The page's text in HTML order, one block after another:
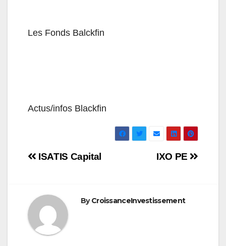
Les Fonds Balckfin
Actus/infos Blackfin
Navigation
l’article
IXO PE
ISATIS Capital
ByCroissanceInvestissement